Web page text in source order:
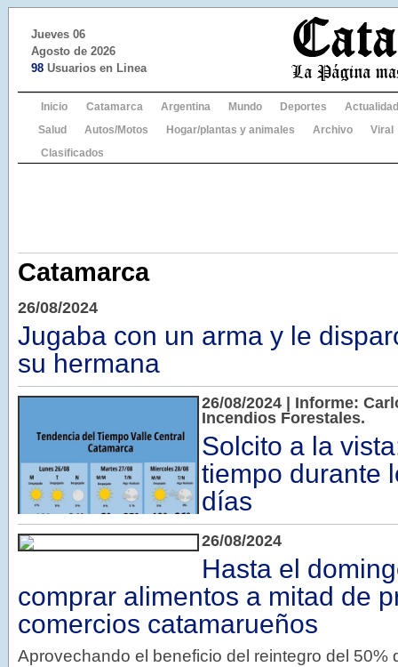
Jueves 06
Agosto de 2026
98 Usuarios en Linea
Inicio Catamarca Argentina Mundo Deportes
Actualidad
Salud
Autos/Motos Hogar/plantas y animales Archivo
Viral
Clasificados
Catamarca
26/08/2024
Jugaba con un arma y le
su hermana
26/08/2024 | Informe:
Incendios Forestales.
Solcito a la
tiempo durante
días
26/08/2024
Hasta el
comprar alimentos a mitad de
comercios catamarueños
Aprovechando el beneficio del reintegro del 50%